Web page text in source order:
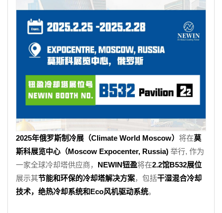
2025年俄罗斯制冷展（Climate World Moscow） 将在莫
斯科展览中心（Moscow Expocenter, Russia) 举行, 作为
一家全球冷却塔供应商， NEWIN钮盈将在2.2馆B532展位
展示其节能和环保的冷却塔解决方案，包括干湿混合冷却
技术，绝热冷却系统和Eco风机驱动系统。